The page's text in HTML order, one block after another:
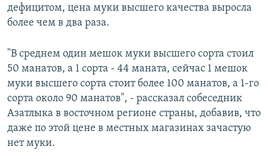
дефицитом, цена муки высшего качества выросла
более чем в два раза.
"В среднем один мешок муки высшего сорта стоил
50 манатов, а 1 сорта - 44 маната, сейчас 1 мешок
муки высшего сорта стоит более 100 манатов, а 1-го
сорта около 90 манатов", - рассказал собеседник
Азатлыка в восточном регионе страны, добавив, что
даже по этой цене в местных магазинах зачастую
нет муки.